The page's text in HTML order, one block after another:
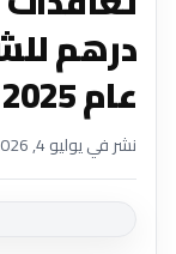
درهم
عام 2025 » الإمارات 24
نشر في يوليو 4, 2026